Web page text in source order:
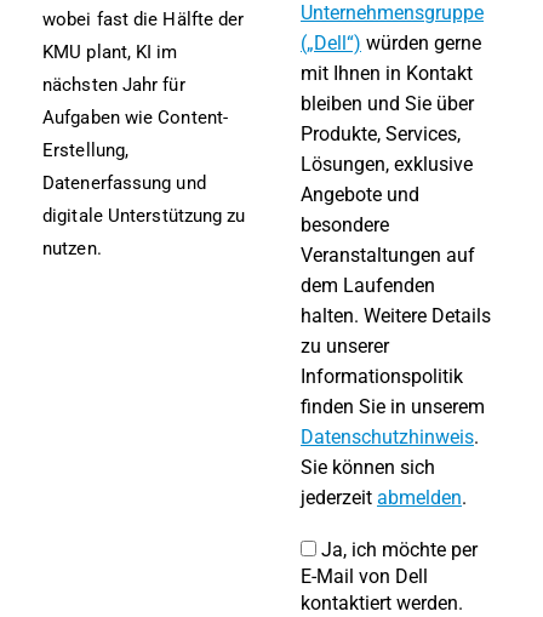
wobei fast die Hälfte der
KMU plant, KI im
nächsten Jahr für
Aufgaben wie Content-
Erstellung,
Datenerfassung und
digitale Unterstützung zu
nutzen.
Unternehmensgruppe
(„Dell“) würden gerne
mit Ihnen in Kontakt
bleiben und Sie über
Produkte, Services,
Lösungen, exklusive
Angebote und
besondere
Veranstaltungen auf
dem Laufenden
halten. Weitere Details
zu unserer
Informationspolitik
finden Sie in unserem
Datenschutzhinweis.
Sie können sich
jederzeit abmelden.
Ja, ich möchte per
E-Mail von Dell
kontaktiert werden.